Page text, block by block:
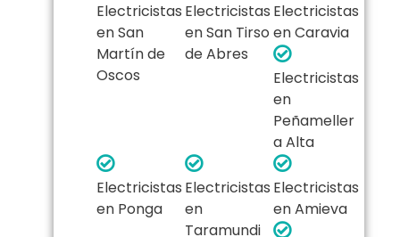
Electricistas
en San
Martín de
Oscos
Electricistas
en San Tirso
de Abres
Electricistas
en Caravia
Electricistas
en
Peñameller
a Alta
Electricistas
en Ponga
Electricistas
en
Taramundi
Electricistas
en Amieva